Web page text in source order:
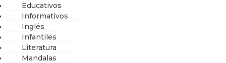
Educativos
Informativos
Inglés
Infantiles
Literatura
Mandalas